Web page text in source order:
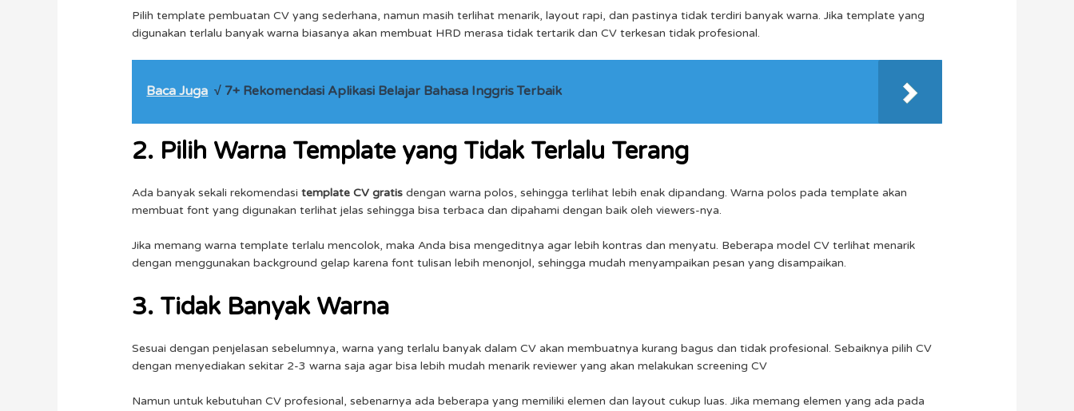
Pilih template pembuatan CV yang sederhana, namun masih terlihat menarik, layout rapi, dan pastinya tidak terdiri banyak warna. Jika template yang
digunakan terlalu banyak warna biasanya akan membuat HRD merasa tidak tertarik dan CV terkesan tidak profesional.
Baca Juga √ 7+ Rekomendasi Aplikasi Belajar Bahasa Inggris Terbaik
2. Pilih Warna Template yang Tidak Terlalu Terang
Ada banyak sekali rekomendasitemplate CV gratisdengan warna polos, sehingga terlihat lebih enak dipandang. Warna polos pada template akan
membuat font yang digunakan terlihat jelas sehingga bisa terbaca dan dipahami dengan baik oleh viewers-nya.
Jika memang warna template terlalu mencolok, maka Anda bisa mengeditnya agar lebih kontras dan menyatu. Beberapa model CV terlihat menarik
dengan menggunakan background gelap karena font tulisan lebih menonjol, sehingga mudah menyampaikan pesan yang disampaikan.
3. Tidak Banyak Warna
Sesuai dengan penjelasan sebelumnya, warna yang terlalu banyak dalam CV akan membuatnya kurang bagus dan tidak profesional. Sebaiknya pilih CV
dengan menyediakan sekitar 2-3 warna saja agar bisa lebih mudah menarik reviewer yang akan melakukan screening CV
Namun untuk kebutuhan CV profesional, sebenarnya ada beberapa yang memiliki elemen dan layout cukup luas. Jika memang elemen yang ada pada